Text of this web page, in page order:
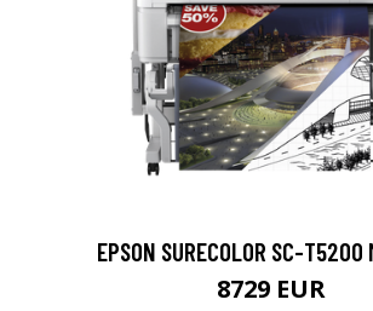
EPSON SURECOLOR SC-T5200
8729 EUR